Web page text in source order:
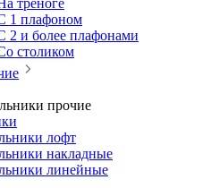
треноге
1 плафоном
2 и более плафонами
столиком
прочие
лофт
накладные
линейные